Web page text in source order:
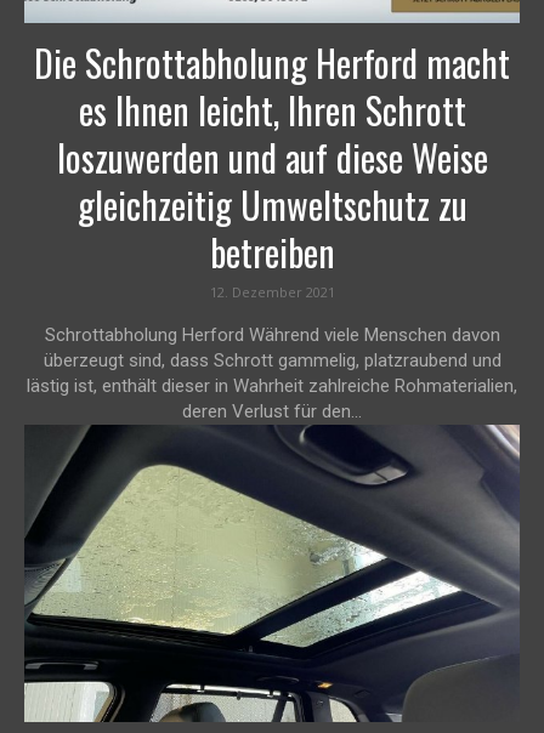
Die Schrottabholung Herford macht
es Ihnen leicht, Ihren Schrott
loszuwerden und auf diese Weise
gleichzeitig Umweltschutz zu
betreiben
12. Dezember 2021
Schrottabholung Herford Während viele Menschen davon
überzeugt sind, dass Schrott gammelig, platzraubend und
lästig ist, enthält dieser in Wahrheit zahlreiche Rohmaterialien,
deren Verlust für den...